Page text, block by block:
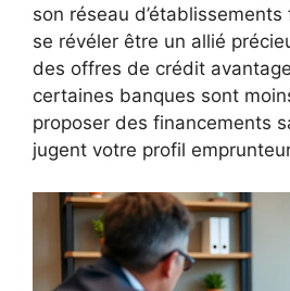
son réseau
se révéler être un allié
des offres de crédit
certaines banques sont
proposer des financements
jugent votre profil